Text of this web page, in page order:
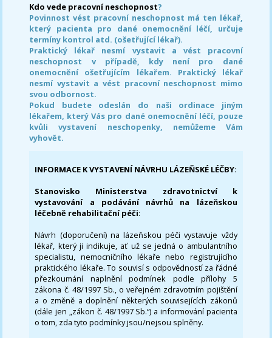
Kdo vede pracovní neschopnost?
Povinnost vést pracovní neschopnost má ten lékař,
který pacienta pro dané onemocnění léčí, určuje
termíny kontrol atd. (ošetřující lékař).
Praktický lékař nesmí vystavit a vést pracovní
neschopnost v případě, kdy není pro dané
onemocnění ošetřujícím lékařem. Praktický lékař
nesmí vystavit a vést pracovní neschopnost mimo
svou odbornost.
Pokud budete odeslán do naši ordinace jiným
lékařem, který Vás pro dané onemocnění léčí, pouze
kvůli vystavení neschopenky, nemůžeme Vám
vyhovět.
INFORMACE K VYSTAVENÍ NÁVRHU LÁZEŇSKÉ LÉČBY:
Stanovisko Ministerstva zdravotnictví k
vystavování a podávání návrhů na lázeňskou
léčebně rehabilitační péči:
Návrh (doporučení) na lázeňskou péči vystavuje vždy
lékař, který ji indikuje, ať už se jedná o ambulantního
specialistu, nemocničního lékaře nebo registrujícího
praktického lékaře. To souvisí s odpovědností za řádné
přezkoumání naplnění podmínek podle přílohy 5
zákona č. 48/1997 Sb., o veřejném zdravotním pojištění
a o změně a doplnění některých souvisejících zákonů
(dále jen „zákon č. 48/1997 Sb.“) a informování pacienta
o tom, zda tyto podmínky jsou/nejsou splněny.